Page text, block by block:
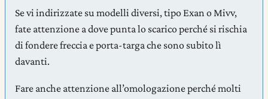
Se vi indirizzate su modelli diversi, tipo Exan o Mivv,
fate attenzione a dove punta lo scarico perché si rischia
di fondere freccia e porta-targa che sono subito lì
davanti.
Fare anche attenzione all’omologazione perché molti